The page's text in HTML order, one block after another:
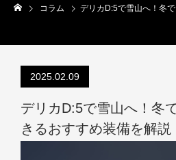
コラム デリカD:5で雪山へ！冬でも
2025.02.09
デリカD:5で雪山へ！冬
きるおすすめ装備を解説